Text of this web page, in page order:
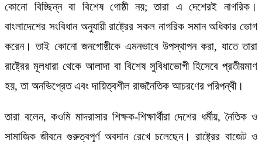
কোনো বিচ্ছিন্ন বা বিশেষ গোষ্ঠী নয়; তারা এ দেশেরই নাগরিক।
বাংলাদেশের সংবিধান অনুযায়ী রাষ্ট্রের সকল নাগরিক সমান অধিকার ভোগ
করেন। তাই কোনো জনগোষ্ঠীকে এমনভাবে উপস্থাপন করা, যাতে তারা
রাষ্ট্রের মূলধারা থেকে আলাদা বা বিশেষ সুবিধাভোগী হিসেবে প্রতীয়মাণ
হয়, তা অনভিপ্রেত এবং দায়িত্বশীল রাজনৈতিক আচরণের পরিপন্থী।
তারা বলেন, কওমি মাদরাসার শিক্ষক-শিক্ষার্থীরা দেশের ধর্মীয়, নৈতিক ও
সামাজিক জীবনে গুরুত্বপূর্ণ অবদান রেখে চলেছেন। রাষ্ট্রের বাজেট ও